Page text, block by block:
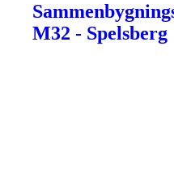
M32 - Spelsberg